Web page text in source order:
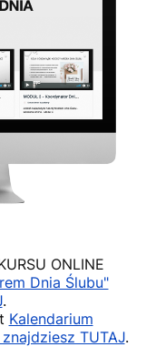
ONLINE
Dnia Ślubu"
.
Kalendarium
TUTAJ.